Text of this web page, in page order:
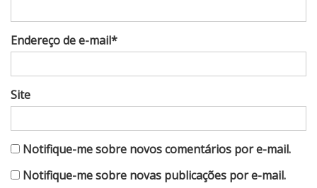
Endereço de e-mail*
Site
Notifique-me sobre novos comentários por e-mail.
Notifique-me sobre novas publicações por e-mail.